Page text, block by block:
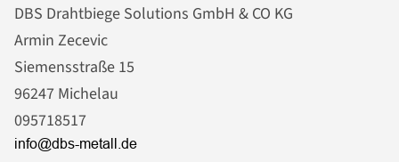
DBS Drahtbiege Solutions GmbH & CO KG
Armin Zecevic
Siemensstraße 15
96247 Michelau
095718517